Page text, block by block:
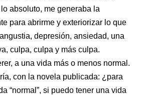
absoluto, me generaba la
para abrirme y exteriorizar lo que
depresión, ansiedad, una
culpa, culpa y más culpa.
a una vida más o menos normal.
con la novela publicada: ¿para
“normal”, si puedo tener una vida